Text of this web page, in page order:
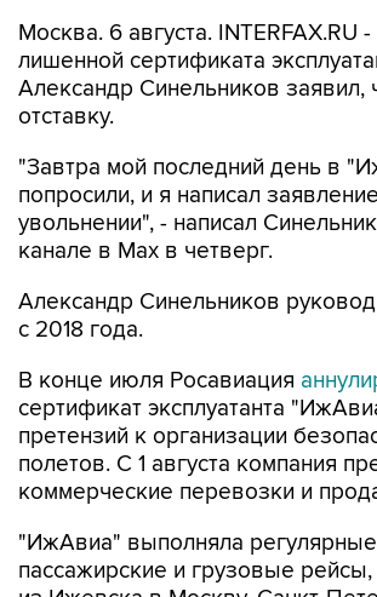
Москва. 6 августа. INTERFAX.RU
лишенной сертификата
Александр Синельников заявил,
отставку.
"Завтра мой последний день в
попросили, и я написал
увольнении", - написал
канале в Max в четверг.
Александр Синельников
с 2018 года.
В конце июля Росавиация
сертификат эксплуатанта
претензий к организации
полетов. С 1 августа компания
коммерческие перевозки и
"ИжАвиа" выполняла регулярные
пассажирские и грузовые